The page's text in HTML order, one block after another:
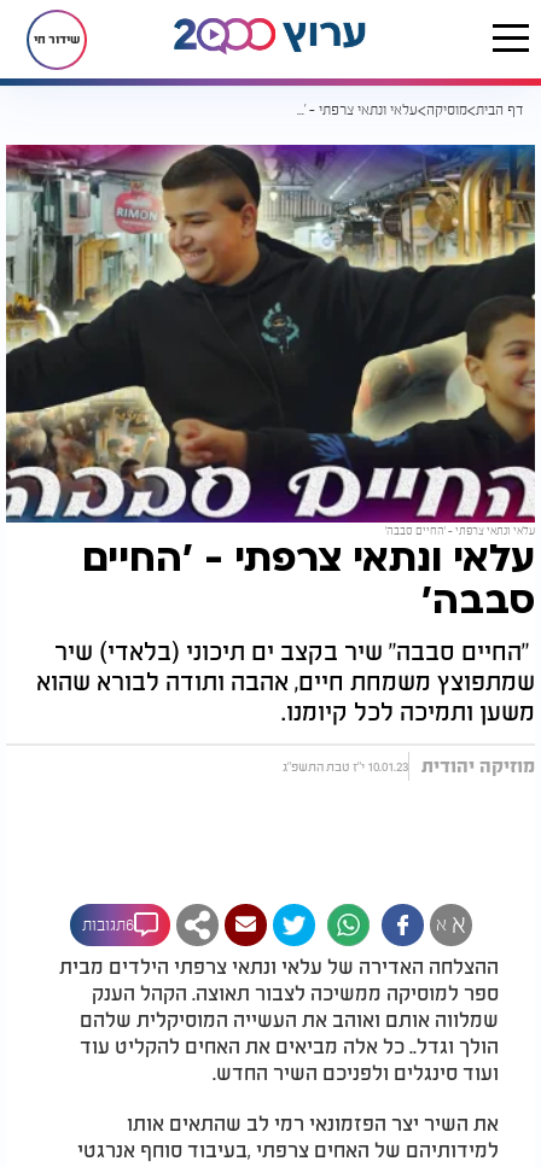
שידור חי
דף הבית מוסיקה עלאי ונתאי צרפתי - 'החיים סבבה'
עלאי ונתאי צרפתי - 'החיים סבבה'
עלאי ונתאי צרפתי - 'החיים
סבבה'
"החיים סבבה" שיר בקצב ים תיכוני (בלאדי) שיר
שמתפוצץ משמחת חיים, אהבה ותודה לבורא שהוא
משען ותמיכה לכל קיומנו.
מוזיקה יהודית 10.01.23 י"ז טבת התשפ"ג
א א 6תגובות
ההצלחה האדירה של עלאי ונתאי צרפתי הילדים מבית
ספר למוסיקה ממשיכה לצבור תאוצה. הקהל הענק
שמלווה אותם ואוהב את העשייה המוסיקלית שלהם
הולך וגדל.. כל אלה מביאים את האחים להקליט עוד
ועוד סינגלים ולפניכם השיר החדש.
את השיר יצר הפזמונאי רמי לב שהתאים אותו
למידותיהם של האחים צרפתי ,בעיבוד סוחף אנרגטי